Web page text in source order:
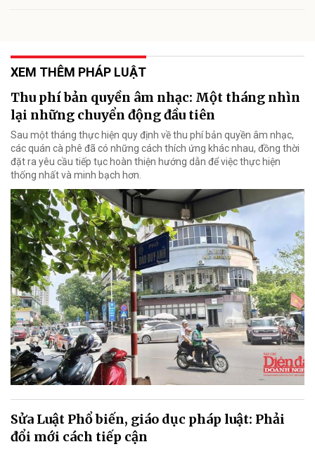
XEM THÊM PHÁP LUẬT
Thu phí bản quyền âm nhạc: Một tháng nhìn
lại những chuyển động đầu tiên
Sau một tháng thực hiện quy định về thu phí bản quyền âm nhạc,
các quán cà phê đã có những cách thích ứng khác nhau, đồng thời
đặt ra yêu cầu tiếp tục hoàn thiện hướng dẫn để việc thực hiện
thống nhất và minh bạch hơn.
Sửa Luật Phổ biến, giáo dục pháp luật: Phải
đổi mới cách tiếp cận